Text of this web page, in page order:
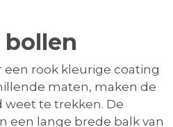
bollen
een rook kleurige coating
maten, maken de
weet te trekken. De
een lange brede balk van